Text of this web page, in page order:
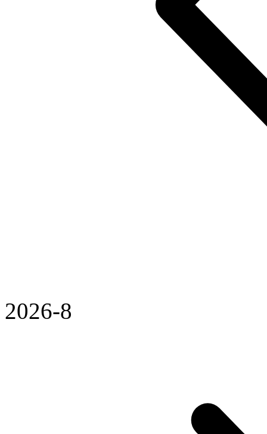
2026-8